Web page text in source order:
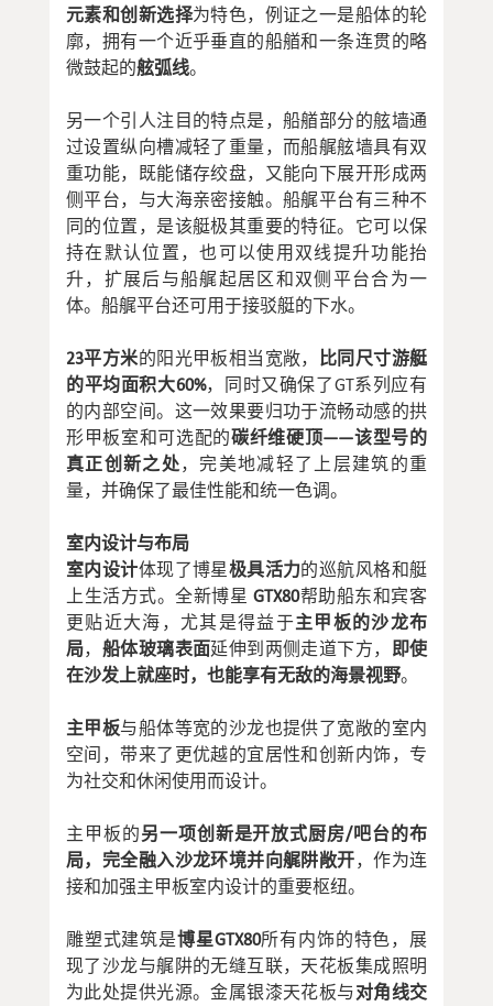
元素和创新选择为特色，例证之一是船体的轮
廓，拥有一个近乎垂直的船艏和一条连贯的略
微鼓起的舷弧线。
另一个引人注目的特点是，船艏部分的舷墙通
过设置纵向槽减轻了重量，而船艉舷墙具有双
重功能，既能储存绞盘，又能向下展开形成两
侧平台，与大海亲密接触。船艉平台有三种不
同的位置，是该艇极其重要的特征。它可以保
持在默认位置，也可以使用双线提升功能抬
升，扩展后与船艉起居区和双侧平台合为一
体。船艉平台还可用于接驳艇的下水。
23平方米的阳光甲板相当宽敞，
比同尺寸游艇
的平均面积大60%，同时又确保了GT系列应有
的内部空间。这一效果要归功于流畅动感的拱
形甲板室和可选配的碳纤维硬顶——该型号的
真正创新之处，完美地减轻了上层建筑的重
量，并确保了最佳性能和统一色调。
室内设计与布局
室内设计体现了博星极具活力的巡航风格和艇
上生活方式。全新博星GTX80帮助船东和宾客
更贴近大海，尤其是得益于主甲板的沙龙布
局， 船体玻璃表面延伸到两侧走道下方，
即使
在沙发上就座时，也能享有无敌的海景视野。
主甲板与船体等宽的沙龙也提供了宽敞的室内
空间，带来了更优越的宜居性和创新内饰，专
为社交和休闲使用而设计。
主甲板的另一项创新是开放式厨房/吧台的布
局，完全融入沙龙环境并向艉阱敞开，作为连
接和加强主甲板室内设计的重要枢纽。
雕塑式建筑是博星GTX80所有内饰的特色，展
现了沙龙与艉阱的无缝互联，天花板集成照明
为此处提供光源。金属银漆天花板与对角线交